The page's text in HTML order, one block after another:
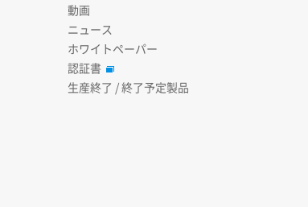
動画
ニュース
ホワイトペーパー
認証書
生産終了 / 終了予定製品